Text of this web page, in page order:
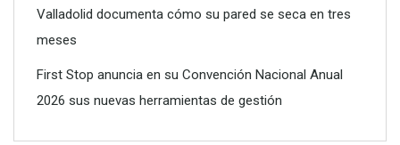
Valladolid documenta cómo su pared se seca en tres
meses
First Stop anuncia en su Convención Nacional Anual
2026 sus nuevas herramientas de gestión